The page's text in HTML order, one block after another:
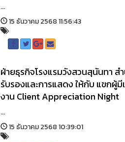
...
15 ธันวาคม 2568 11:56:43
ฝ่ายธุรกิจโรงแรมวังสวนสุนันทา ส
รับรองและการแสดง ให้กับ แขกผู้
งาน Client Appreciation Night
...
15 ธันวาคม 2568 10:39:01